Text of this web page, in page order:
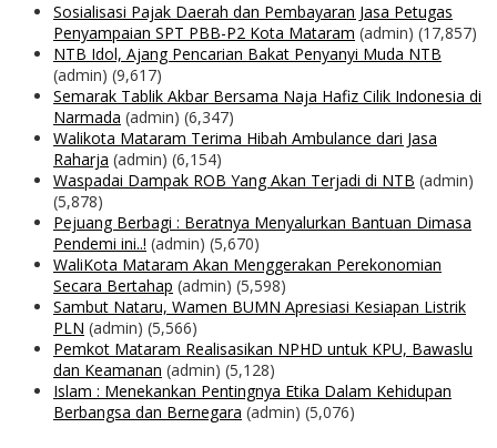
Sosialisasi Pajak Daerah dan Pembayaran Jasa Petugas
Penyampaian SPT PBB-P2 Kota Mataram (admin) (17,857)
NTB Idol, Ajang Pencarian Bakat Penyanyi Muda NTB
(admin) (9,617)
Semarak Tablik Akbar Bersama Naja Hafiz Cilik Indonesia di
Narmada (admin) (6,347)
Walikota Mataram Terima Hibah Ambulance dari Jasa
Raharja (admin) (6,154)
Waspadai Dampak ROB Yang Akan Terjadi di NTB (admin)
(5,878)
Pejuang Berbagi : Beratnya Menyalurkan Bantuan Dimasa
Pendemi ini..! (admin) (5,670)
WaliKota Mataram Akan Menggerakan Perekonomian
Secara Bertahap (admin) (5,598)
Sambut Nataru, Wamen BUMN Apresiasi Kesiapan Listrik
PLN (admin) (5,566)
Pemkot Mataram Realisasikan NPHD untuk KPU, Bawaslu
dan Keamanan (admin) (5,128)
Islam : Menekankan Pentingnya Etika Dalam Kehidupan
Berbangsa dan Bernegara (admin) (5,076)